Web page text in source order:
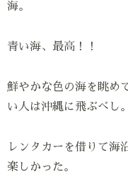
海。
青い海、最高！！
鮮やかな色の海を眺め
い人は沖縄に飛ぶべし。
レンタカーを借りて海
楽しかった。